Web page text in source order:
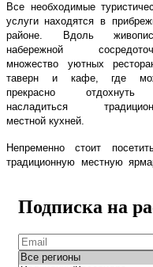
Все необходимые
услуги находятся в
районе. Вдоль
набережной
множество уютных
таверн и кафе, где
прекрасно
насладиться
местной кухней.
Непременно стоит
традиционную местную
Подписка на